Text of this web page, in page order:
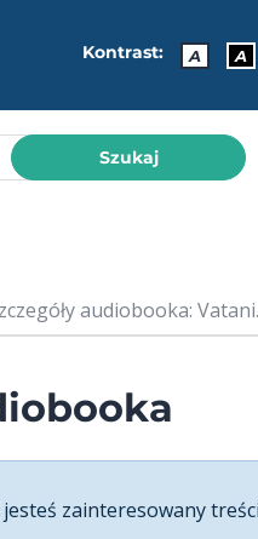
Kontrast: A A
Szukaj
audiobooka:
jesteś zainteresowany